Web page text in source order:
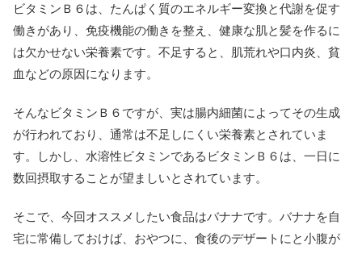
ビタミンＢ６は、たんぱく質のエネルギー変換と代謝を促す
働きがあり、免疫機能の働きを整え、健康な肌と髪を作るに
は欠かせない栄養素です。不足すると、肌荒れや口内炎、貧
血などの原因になります。
そんなビタミンＢ６ですが、実は腸内細菌によってその生成
が行われており、通常は不足しにくい栄養素とされていま
す。しかし、水溶性ビタミンであるビタミンＢ６は、一日に
数回摂取することが望ましいとされています。
そこで、今回オススメしたい食品はバナナです。バナナを自
宅に常備しておけば、おやつに、食後のデザートにと小腹が